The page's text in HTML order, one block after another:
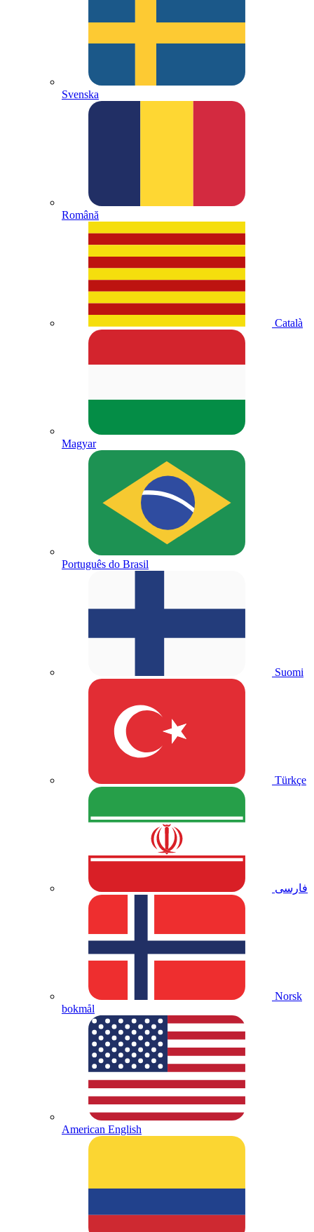
Svenska
Română
Català
Magyar
Português do Brasil
Suomi
Türkçe
فارسی
Norsk
bokmål
American English